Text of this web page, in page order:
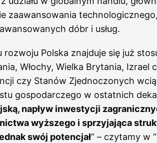
zaawansowania
dóbr i usług.
rozwoju Polska znajduje się już
Włochy, Wielka Brytania, Izrael
czy Stanów Zjednoczonych
gospodarczego w ostatnich
napływ inwestycji
wyższego i sprzyjająca
swój potencjał” – czytamy w